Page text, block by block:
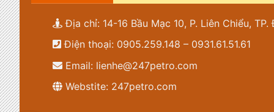
Địa chỉ: 14-16 Bầu Mạc 10, P. Liên Chiểu, TP.
Điện thoại: 0905.259.148 – 0931.61.51.61
Email: lienhe@247petro.com
Webstite: 247petro.com